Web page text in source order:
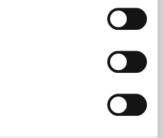
jederzeit widerrufen,
aufrufen und diese
Bezirksverbandes Unterfranken